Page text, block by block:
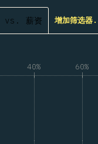
vs. 薪资 增加筛选
40% 60%